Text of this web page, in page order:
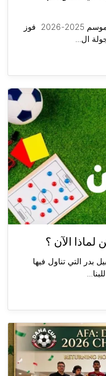
الأنصار بطلًا للدوري اللبناني للموسم 2025-2026 فوز
لماذا الآن ؟
بدر التي تناول فيها